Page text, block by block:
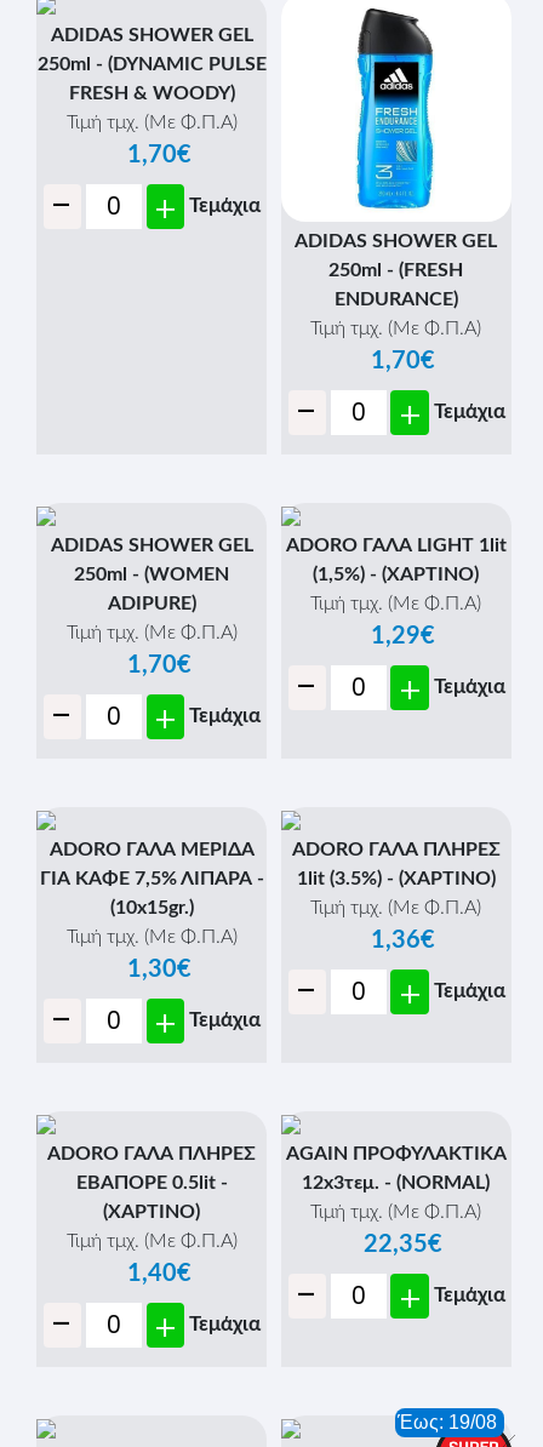
ADIDAS SHOWER GEL
250ml - (DYNAMIC PULSE
FRESH & WOODY)
Τιμή τμχ. (Με Φ.Π.Α)
1,70€
- + Τεμάχια
ADIDAS SHOWER GEL
250ml - (FRESH
ENDURANCE)
Τιμή τμχ. (Με Φ.Π.Α)
1,70€
- + Τεμάχια
ADIDAS SHOWER GEL
250ml - (WOMEN
ADIPURE)
Τιμή τμχ. (Με Φ.Π.Α)
1,70€
- + Τεμάχια
ADORO ΓΑΛΑ LIGHT 1lit
(1,5%) - (ΧΑΡΤΙΝΟ)
Τιμή τμχ. (Με Φ.Π.Α)
1,29€
- + Τεμάχια
ADORO ΓΑΛΑ ΜΕΡΙΔΑ
ΓΙΑ ΚΑΦΕ 7,5% ΛΙΠΑΡΑ -
(10x15gr.)
Τιμή τμχ. (Με Φ.Π.Α)
1,30€
- + Τεμάχια
ADORO ΓΑΛΑ ΠΛΗΡΕΣ
1lit (3.5%) - (ΧΑΡΤΙΝΟ)
Τιμή τμχ. (Με Φ.Π.Α)
1,36€
- + Τεμάχια
ADORO ΓΑΛΑ ΠΛΗΡΕΣ
ΕΒΑΠΟΡΕ 0.5lit -
(ΧΑΡΤΙΝΟ)
Τιμή τμχ. (Με Φ.Π.Α)
1,40€
- + Τεμάχια
AGAIN ΠΡΟΦΥΛΑΚΤΙΚΑ
12x3τεμ. - (NORMAL)
Τιμή τμχ. (Με Φ.Π.Α)
22,35€
- + Τεμάχια
Έως: 19/08